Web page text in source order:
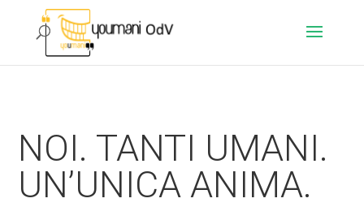
NOI. TANTI UMANI.
UN’UNICA ANIMA.